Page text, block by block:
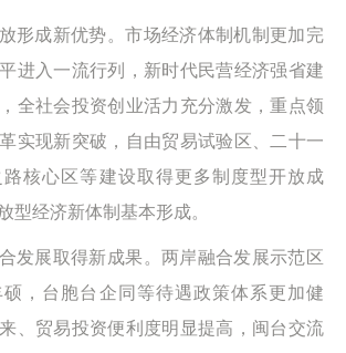
成新优势。市场经济体制机制更加完
进入一流行列，新时代民营经济强省建
全社会投资创业活力充分激发，重点领
实现新突破，自由贸易试验区、二十一
核心区等建设取得更多制度型开放成
型经济新体制基本形成。
展取得新成果。两岸融合发展示范区
，台胞台企同等待遇政策体系更加健
、贸易投资便利度明显提高，闽台交流